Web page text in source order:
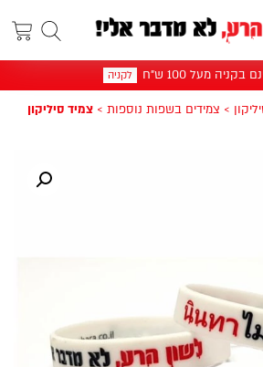
מעל 100 ש"ח לקניה
> צמידים בשפות נוספות > צמיד סיליקון